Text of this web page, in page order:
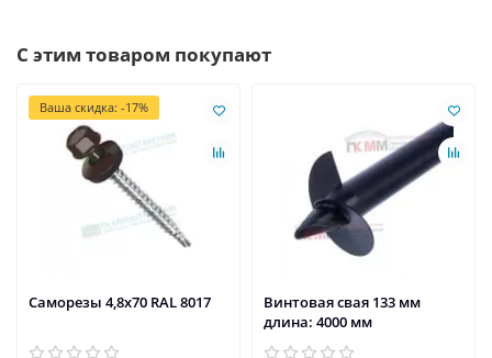
С этим товаром покупают
Ваша скидка: -17%
Саморезы 4,8х70 RAL 8017
Винтовая свая 133 мм
длина: 4000 мм